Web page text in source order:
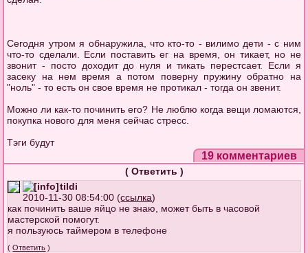
Сегодня утром я обнаружила, что кто-то - вилимо дети - с ним
что-то сделали. Если поставить ег на время, он тикает, но не
звонит - посто доходит до нуля и тикать перестсает. Если я
засеку на нем время а потом поверну пружину обратно на
"ноль" - то есть он свое время не протикал - тогда он звенит.
Можно ли как-то починить его? Не люблю когда вещи ломаются,
покупка нового для меня сейчас стресс.
Тэги будут
19 комментариев
( Ответить )
tildi
2010-11-30 08:54:00 (ссылка)
как починить ваше яйцо не знаю, может быть в часовой
мастерской помогут.
я пользуюсь таймером в телефоне
(Ответить )